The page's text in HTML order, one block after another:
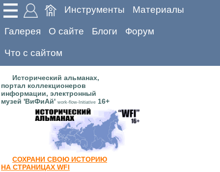
Инструменты Материалы
Галерея О сайте Блоги Форум
Что с сайтом
Исторический альманах,
портал коллекционеров
информации, электронный
музей 'ВиФиАй' work-flow-Initiative 16+
СОХРАНИ СВОЮ ИСТОРИЮ
НА СТРАНИЦАХ WFI